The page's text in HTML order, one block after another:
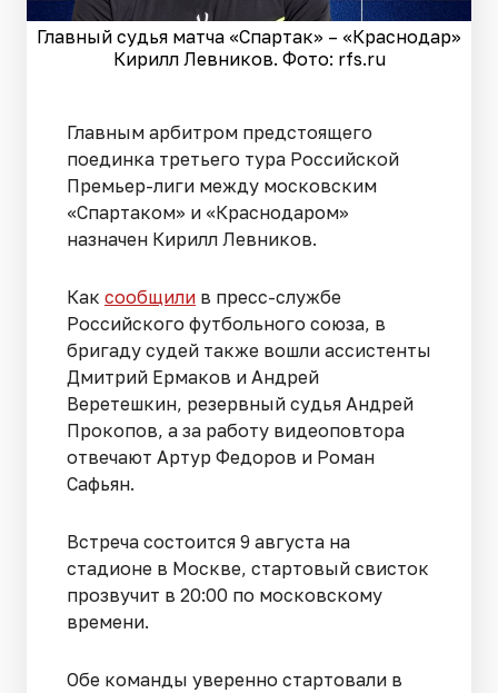
Главный судья матча «Спартак» – «Краснодар»
Кирилл Левников. Фото: rfs.ru
Главным арбитром предстоящего
поединка третьего тура Российской
Премьер-лиги между московским
«Спартаком» и «Краснодаром»
назначен Кирилл Левников.
Как сообщили в пресс-службе
Российского футбольного союза, в
бригаду судей также вошли ассистенты
Дмитрий Ермаков и Андрей
Веретешкин, резервный судья Андрей
Прокопов, а за работу видеоповтора
отвечают Артур Федоров и Роман
Сафьян.
Встреча состоится 9 августа на
стадионе в Москве, стартовый свисток
прозвучит в 20:00 по московскому
времени.
Обе команды уверенно стартовали в